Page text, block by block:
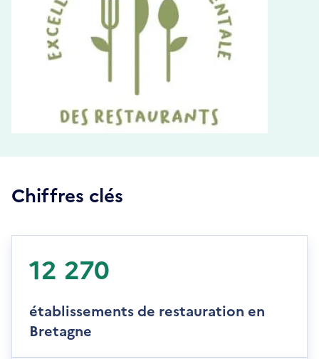
Chiffres clés
12 270
établissements de restauration en
Bretagne